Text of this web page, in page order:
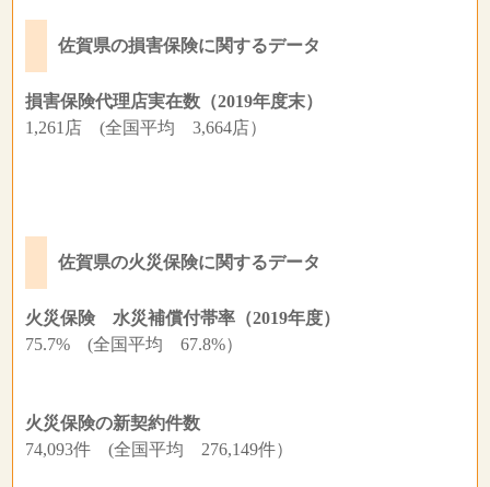
佐賀県の損害保険に関するデータ
損害保険代理店実在数（2019年度末）
1,261店 (全国平均 3,664店）
佐賀県の火災保険に関するデータ
火災保険 水災補償付帯率（2019年度）
75.7% (全国平均 67.8%）
火災保険の新契約件数
74,093件 (全国平均 276,149件）